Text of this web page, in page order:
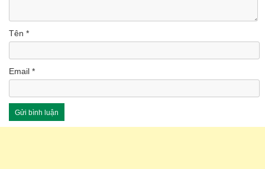
Tên *
Email *